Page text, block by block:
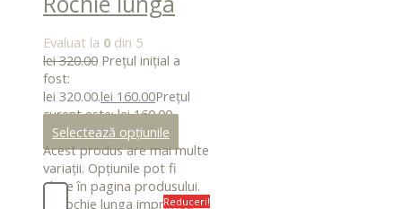
floricele roz
Evaluat la 0 din 5
lei320.00 Prețul inițial a
fost:
lei 320.00.lei 160.00Prețul
curent este: lei 160.00.
Selectează opțiunile
Acest produs are mai multe
variații. Opțiunile pot fi
alese în pagina produsului.
Reduceri!